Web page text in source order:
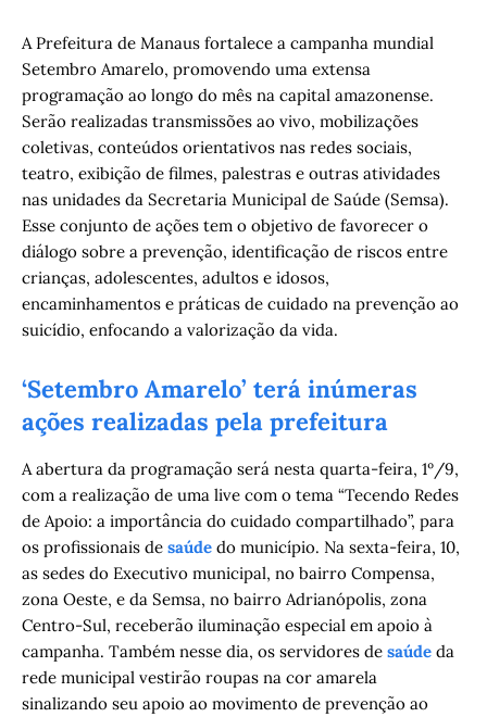
A Prefeitura de Manaus fortalece a campanha mundial
Setembro Amarelo, promovendo uma extensa
programação ao longo do mês na capital amazonense.
Serão realizadas transmissões ao vivo, mobilizações
coletivas, conteúdos orientativos nas redes sociais,
teatro, exibição de filmes, palestras e outras atividades
nas unidades da Secretaria Municipal de Saúde (Semsa).
Esse conjunto de ações tem o objetivo de favorecer o
diálogo sobre a prevenção, identificação de riscos entre
crianças, adolescentes, adultos e idosos,
encaminhamentos e práticas de cuidado na prevenção ao
suicídio, enfocando a valorização da vida.
‘Setembro Amarelo’ terá inúmeras
ações realizadas pela prefeitura
A abertura da programação será nesta quarta-feira, 1º/9,
com a realização de uma live com o tema “Tecendo Redes
de Apoio: a importância do cuidado compartilhado”, para
os profissionais de saúde do município. Na sexta-feira, 10,
as sedes do Executivo municipal, no bairro Compensa,
zona Oeste, e da Semsa, no bairro Adrianópolis, zona
Centro-Sul, receberão iluminação especial em apoio à
campanha. Também nesse dia, os servidores de saúde da
rede municipal vestirão roupas na cor amarela
sinalizando seu apoio ao movimento de prevenção ao